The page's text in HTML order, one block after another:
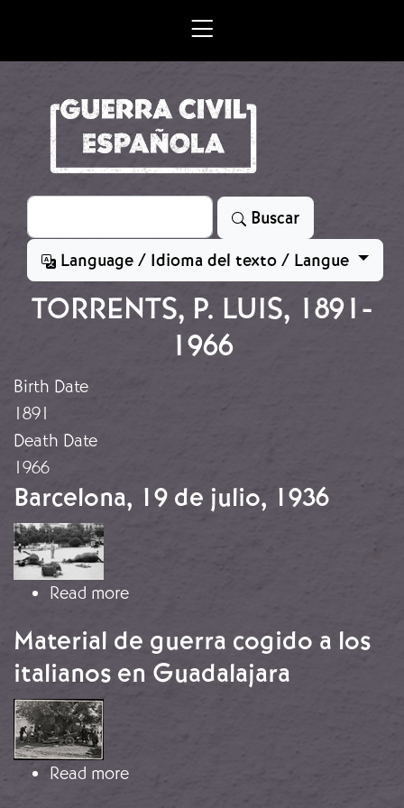
Search
Buscar
Language / Idioma del texto / Langue
TORRENTS, P. LUIS, 1891-
1966
Birth Date
1891
Death Date
1966
Barcelona, 19 de julio, 1936
Image
Read moreabout Barcelona, 19 de julio, 1936
Material de guerra cogido a los
italianos en Guadalajara
Image
Read moreabout Material de guerra cogido a